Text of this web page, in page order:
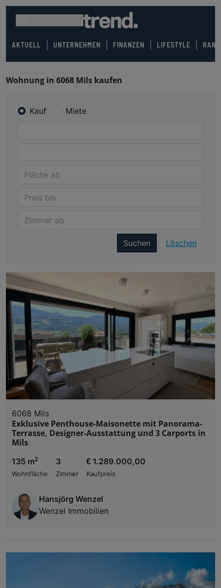
AKTUELL UNTERNEHMEN FINANZEN LIFESTYLE
Wohnung in 6068 Mils kaufen
Kauf Miete
Suchen Löschen
6068 Mils
Exklusive Penthouse-Maisonette mit Panorama-
Terrasse, Designer-Ausstattung und 3 Carports in
Mils
135 m2
Wohnfläche
3
Zimmer
€ 1.289.000,00
Kaufpreis
Hansjörg Wenzel
Wenzel Immobilien